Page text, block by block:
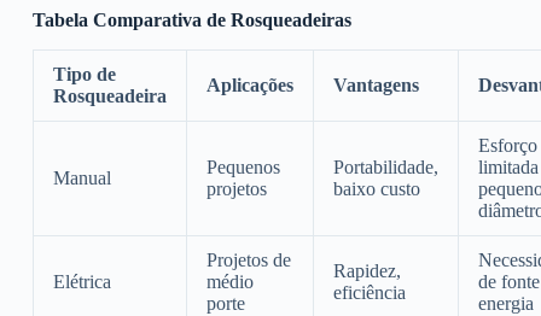
Tabela Comparativa de Rosqueadeiras
Tipo de
Rosqueadeira
Aplicações Vantagens
Manual
Pequenos
projetos
Portabilidade,
baixo custo
limitada
Elétrica
Projetos de
médio
porte
Rapidez,
eficiência
de
energia